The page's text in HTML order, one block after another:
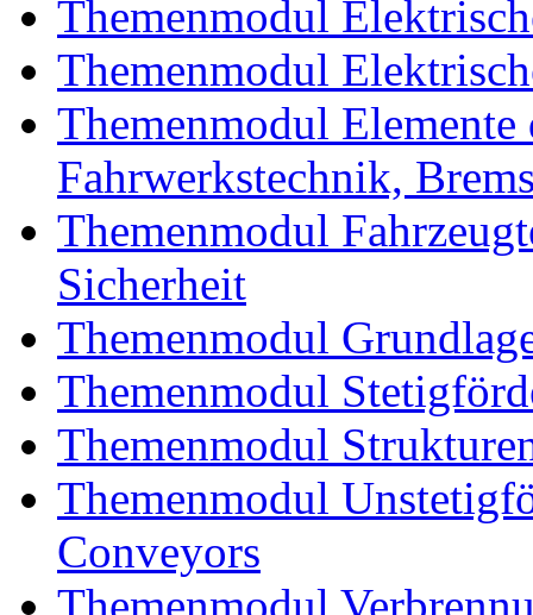
Themenmodul
Themenmodul
Themenmodul Elemente
Fahrwerkstechnik,
Themenmodul
Sicherheit
Themenmodul
Themenmodul
Themenmodul
Themenmodul
Conveyors